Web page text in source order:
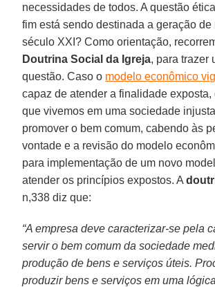
necessidades de todos. A questão
fim está sendo destinada a geração de
século XXI? Como orientação,
Doutrina Social da Igreja, para trazer
questão. Caso o modelo econômico
capaz de atender a finalidade exposta,
que vivemos em uma sociedade
promover o bem comum, cabendo às
vontade e a revisão do modelo
para implementação de um novo
atender os princípios expostos. A
n,338 diz que:
“A empresa deve caracterizar-se pela
servir o bem comum da sociedade
produção de bens e serviços úteis.
produzir bens e serviços em uma